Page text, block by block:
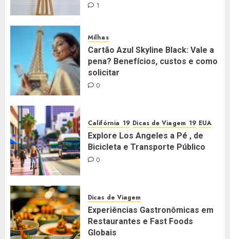
1
Milhas
Cartão Azul Skyline Black: Vale a
pena? Benefícios, custos e como
solicitar
0
Califórnia Dicas de Viagem EUA
Explore Los Angeles a Pé , de
Bicicleta e Transporte Público
0
Dicas de Viagem
Experiências Gastronômicas em
Restaurantes e Fast Foods
Globais